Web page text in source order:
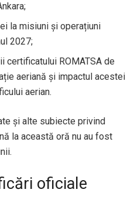
la misiuni și operațiuni
2027;
certificatului ROMATSA de
aeriană și impactul acestei
aerian.
și alte subiecte privind
la această oră nu au fost
oficiale